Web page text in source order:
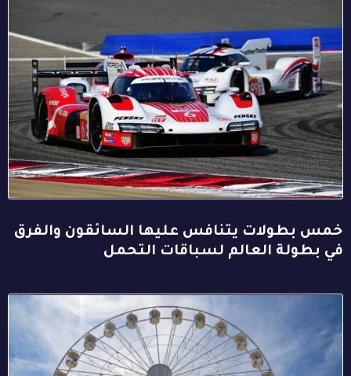
خمس بطولات يتنافس عليها السائقون والفرق
في بطولة العالم لسباقات التحمل